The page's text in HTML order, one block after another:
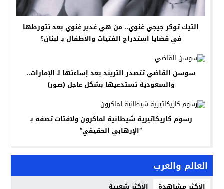
التيك توكر جيجي غنوي.. من هي غدير غنوي بعد تتورطها
في قضايا استدراج الفتيات والأطفال بـ لبنان؟
سوسن القاضي تتصدر التريند بعد إساءتها لـ الإمارات..
والسعودية تستدعيها بشكل عاجل (صور)
رسوم كاريكاتيرية شيطانية لماكرون ولافتات تصفه بـ
“الإرهابي الحقيقي”
العالم والعرب